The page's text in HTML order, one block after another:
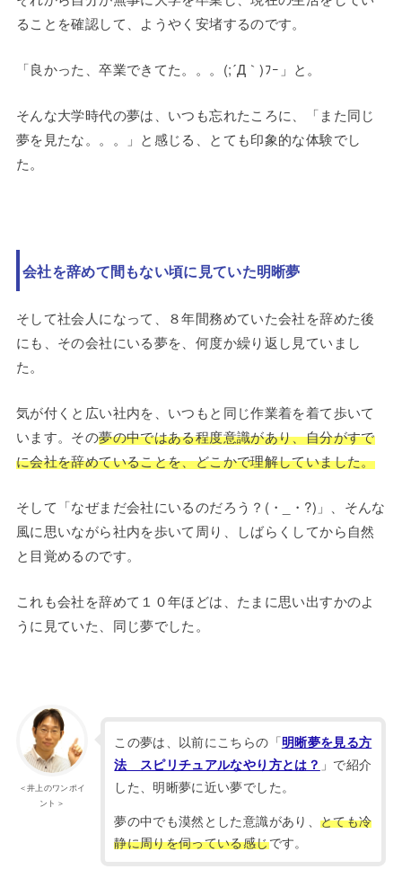
ることを確認して、ようやく安堵するのです。
「良かった、卒業できてた。。。(;´Д｀)ﾌｰ」と。
そんな大学時代の夢は、いつも忘れたころに、「また同じ
夢を見たな。。。」と感じる、とても印象的な体験でし
た。
会社を辞めて間もない頃に見ていた明晰夢
そして社会人になって、８年間務めていた会社を辞めた後
にも、その会社にいる夢を、何度か繰り返し見ていまし
た。
気が付くと広い社内を、いつもと同じ作業着を着て歩いて
います。その夢の中ではある程度意識があり、自分がすで
に会社を辞めていることを、どこかで理解していました。
そして「なぜまだ会社にいるのだろう？(・_・?)」、そんな
風に思いながら社内を歩いて周り、しばらくしてから自然
と目覚めるのです。
これも会社を辞めて１０年ほどは、たまに思い出すかのよ
うに見ていた、同じ夢でした。
＜井上のワンポイ
ント＞
この夢は、以前にこちらの「明晰夢を見る方
法 スピリチュアルなやり方とは？ 」で紹介
した、明晰夢に近い夢でした。
夢の中でも漠然とした意識があり、 とても冷
静に周りを伺っている感じです。